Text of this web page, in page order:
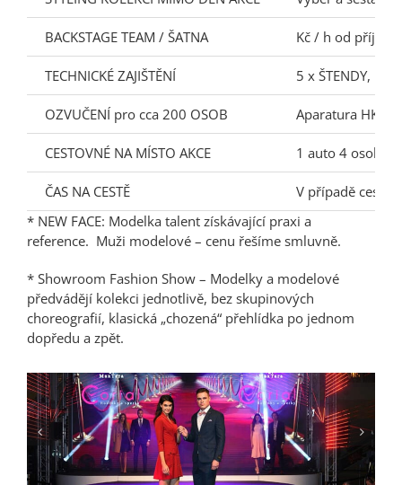
BACKSTAGE TEAM / ŠATNA Kč / h od
TECHNICKÉ ZAJIŠTĚNÍ 5 x ŠTENDY,
OZVUČENÍ pro cca 200 OSOB Aparatura HK
CESTOVNÉ NA MÍSTO AKCE 1 auto 4 osoby,
ČAS NA CESTĚ
V případě cesty
* NEW FACE: Modelka talent získávající praxi a
reference. Muži modelové – cenu řešíme smluvně.
* Showroom Fashion Show – Modelky a modelové
předvádějí kolekci jednotlivě, bez skupinových
choreografií, klasická „chozená“ přehlídka po jednom
dopředu a zpět.